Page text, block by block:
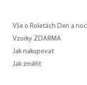
Vše o Roletách Den a noc
Vzorky ZDARMA
Jak nakupovat
Jak změřit